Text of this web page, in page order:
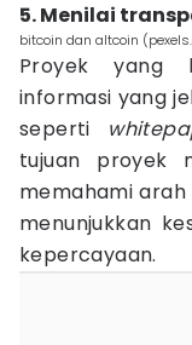
5. Menilai
bitcoin dan altcoin
Proyek yang
informasi yang
seperti
tujuan proyek
memahami
menunjukkan
kepercayaan.